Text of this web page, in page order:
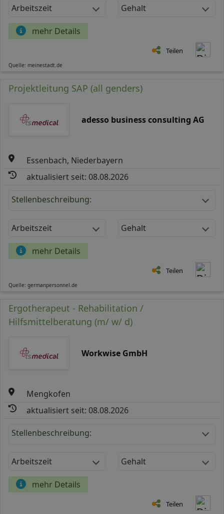
Arbeitszeit Gehalt
mehr Details
Teilen
Quelle: meinestadt.de
Projektleitung SAP (all genders)
adesso business consulting AG
Essenbach, Niederbayern
aktualisiert seit: 08.08.2026
Stellenbeschreibung:
Arbeitszeit Gehalt
mehr Details
Teilen
Quelle: germanpersonnel.de
Ergotherapeut - Rehabilitation /
Hilfsmittelberatung (m/ w/ d)
Workwise GmbH
Mengkofen
aktualisiert seit: 08.08.2026
Stellenbeschreibung:
Arbeitszeit Gehalt
mehr Details
Teilen